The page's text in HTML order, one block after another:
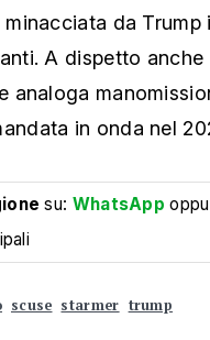
minacciata da
A dispetto
analoga
in onda nel
su: WhatsApp
scuse starmer trump